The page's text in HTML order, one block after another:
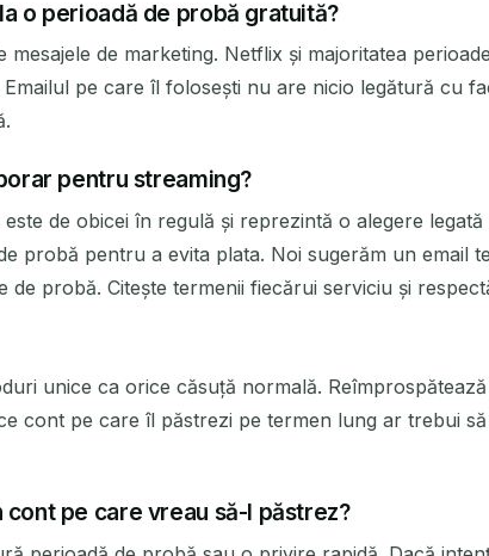
o perioadă de probă gratuită?
de marketing. Netflix și majoritatea
pe care îl folosești nu are nicio legătură cu
pentru streaming?
de obicei în regulă și reprezintă o alegere
probă pentru a evita plata. Noi sugerăm un email
probă. Citește termenii fiecărui serviciu și
unice ca orice căsuță normală.
cont pe care îl păstrezi pe termen lung ar trebui
pe care vreau să-l păstrez?